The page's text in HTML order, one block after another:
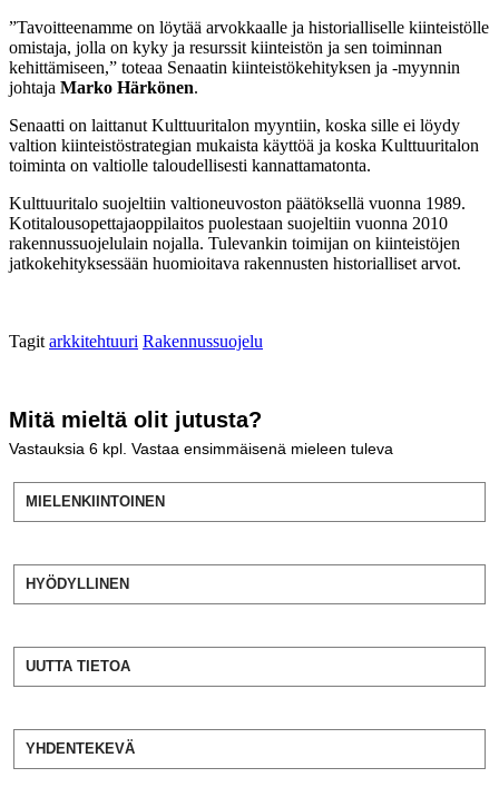
”Tavoitteenamme on löytää arvokkaalle ja historialliselle kiinteistölle
omistaja, jolla on kyky ja resurssit kiinteistön ja sen toiminnan
kehittämiseen,” toteaa Senaatin kiinteistökehityksen ja -myynnin
johtaja Marko Härkönen.
Senaatti on laittanut Kulttuuritalon myyntiin, koska sille ei löydy
valtion kiinteistöstrategian mukaista käyttöä ja koska Kulttuuritalon
toiminta on valtiolle taloudellisesti kannattamatonta.
Kulttuuritalo suojeltiin valtioneuvoston päätöksellä vuonna 1989.
Kotitalousopettajaoppilaitos puolestaan suojeltiin vuonna 2010
rakennussuojelulain nojalla. Tulevankin toimijan on kiinteistöjen
jatkokehityksessään huomioitava rakennusten historialliset arvot.
Tagit arkkitehtuuri Rakennussuojelu
Mitä mieltä olit jutusta?
Vastauksia 6 kpl. Vastaa ensimmäisenä mieleen tuleva
MIELENKIINTOINEN
HYÖDYLLINEN
UUTTA TIETOA
YHDENTEKEVÄ